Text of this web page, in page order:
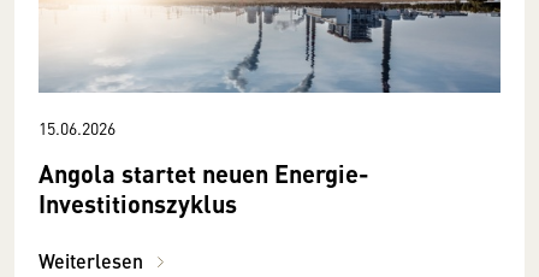
15.06.2026
Angola startet neuen Energie-
Investitionszyklus
Weiterlesen